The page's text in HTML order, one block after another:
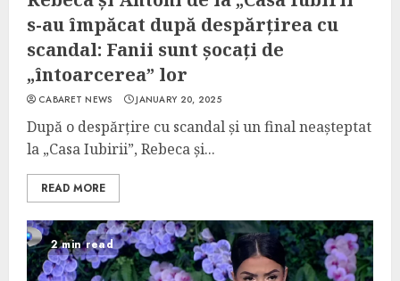
s-au împăcat după despărțirea cu
scandal: Fanii sunt șocați de
„întoarcerea” lor
CABARET NEWS JANUARY 20, 2025
După o despărțire cu scandal și un final neașteptat
la „Casa Iubirii”, Rebeca și...
READ MORE
2 min read